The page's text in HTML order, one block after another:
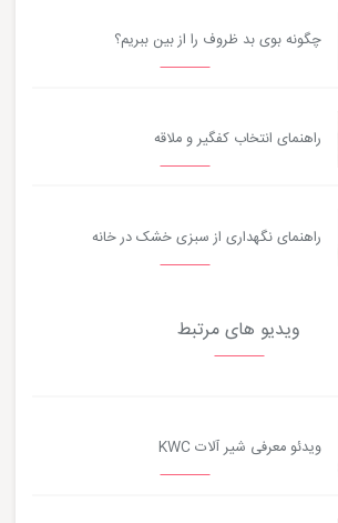
چگونه بوی بد ظروف را از بین ببریم؟
راهنمای انتخاب کفگیر و ملاقه
راهنمای نگهداری از سبزی خشک در خانه
ویدیو های مرتبط
ویدئو معرفی شیر آلات KWC